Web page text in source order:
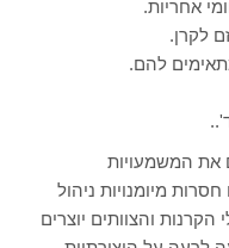
אחריות.
לקרן.
להם.
את המשמעויות
מיומנויות ניהול
והצוותים יוצרים